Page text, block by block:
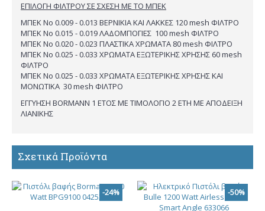
ΕΠΙΛΟΓΗ ΦΙΛΤΡΟΥ ΣΕ ΣΧΕΣΗ ΜΕ ΤΟ ΜΠΕΚ
ΜΠΕΚ Νο 0.009 - 0.013 ΒΕΡΝΙΚΙΑ ΚΑΙ ΛΑΚΚΕΣ 120 mesh ΦΙΛΤΡΟ
ΜΠΕΚ Νο 0.015 - 0.019 ΛΑΔΟΜΠΟΓΙΕΣ 100 mesh ΦΙΛΤΡΟ
ΜΠΕΚ Νο 0.020 - 0.023 ΠΛΑΣΤΙΚΑ ΧΡΩΜΑΤΑ 80 mesh ΦΙΛΤΡΟ
ΜΠΕΚ Νο 0.025 - 0.033 ΧΡΩΜΑΤΑ ΕΞΩΤΕΡΙΚΗΣ ΧΡΗΣΗΣ 60 mesh
ΦΙΛΤΡΟ
ΜΠΕΚ Νο 0.025 - 0.033 ΧΡΩΜΑΤΑ ΕΞΩΤΕΡΙΚΗΣ ΧΡΗΣΗΣ ΚΑΙ
ΜΟΝΩΤΙΚΑ 30 mesh ΦΙΛΤΡΟ
ΕΓΓΥΗΣΗ BORMANN 1 ΕΤΟΣ ΜΕ ΤΙΜΟΛΟΓΙΟ 2 ΕΤΗ ΜΕ ΑΠΟΔΕΙΞΗ
ΛΙΑΝΙΚΗΣ
Σχετικά Προϊόντα
-24% -50%